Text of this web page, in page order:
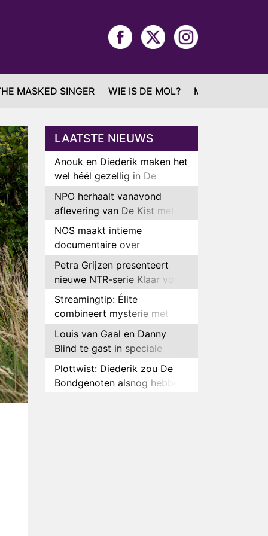
MASKED SINGER WIE IS DE MOL? MAFS
LAATSTE NIEUWS
Anouk en Diederik maken het
wel héél gezellig in De
Bondgenoten
NPO herhaalt vanavond
aflevering van De Kist met
Peter Faber
NOS maakt intieme
documentaire over
hockeyster Yibbi Jansen
Petra Grijzen presenteert
nieuwe NTR-serie Klaar voor
de oorlog
Streamingtip: Élite
combineert mysterie met
romantie
Louis van Gaal en Danny
Blind te gast in speciale
aflevering van Tussen de
Palen
Plottwist: Diederik zou De
Bondgenoten alsnog hebben